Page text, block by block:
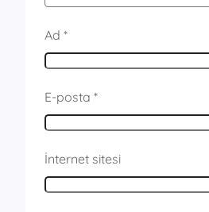
Ad *
E-posta *
İnternet sitesi